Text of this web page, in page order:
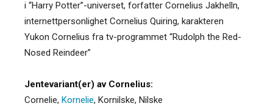
i “Harry Potter”-universet, forfatter Cornelius Jakhelln,
internettpersonlighet Cornelius Quiring, karakteren
Yukon Cornelius fra tv-programmet “Rudolph the Red-
Nosed Reindeer”
Jentevariant(er) av Cornelius:
Cornelie, Kornelie, Kornilske, Nilske